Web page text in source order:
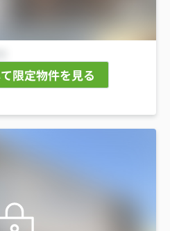
限定物件を見る